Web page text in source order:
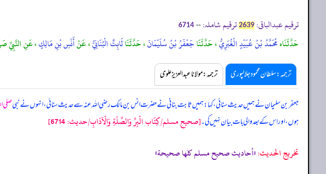
ترقیم عبدالباقی: 2639 ترقیم شاملہ: --
6714
حَدَّثَنَاهمُحَمَّدُ بْنُ عُبَيْدٍ الْغُبَرِيُّ، حَدَّثَنَاجَعْفَرُ بْنُ سُلَيْمَانَ، حَدَّثَنَاثَابِتٌ الْبُنَانِيُّ، عَنْأَنَسِ بْنِ مَالِكٍ، عَنِ النَّبِيِّ
ترجمہ:سلطان محمود جلالپوری ترجمہ:مولانا عبدالعزیز علوی
جعفر بن سلیمان نے ہمیں حدیث سنائی، کہا: ہمیں ثابت بنانی نے حضرت انس بن مالک رضی اللہ عنہ سے حدیث سنائی، انہوں نے نبیصلی
ہوں، اور اس کے بعد والی بات بیان نہیں کی۔[صحيح مسلم/كِتَاب الْبِرِّ وَالصِّلَةِ وَالْآدَابِ/حدیث: 6714]
تخریج الحدیث:«أحاديث صحيح مسلم كلها صحيحة»